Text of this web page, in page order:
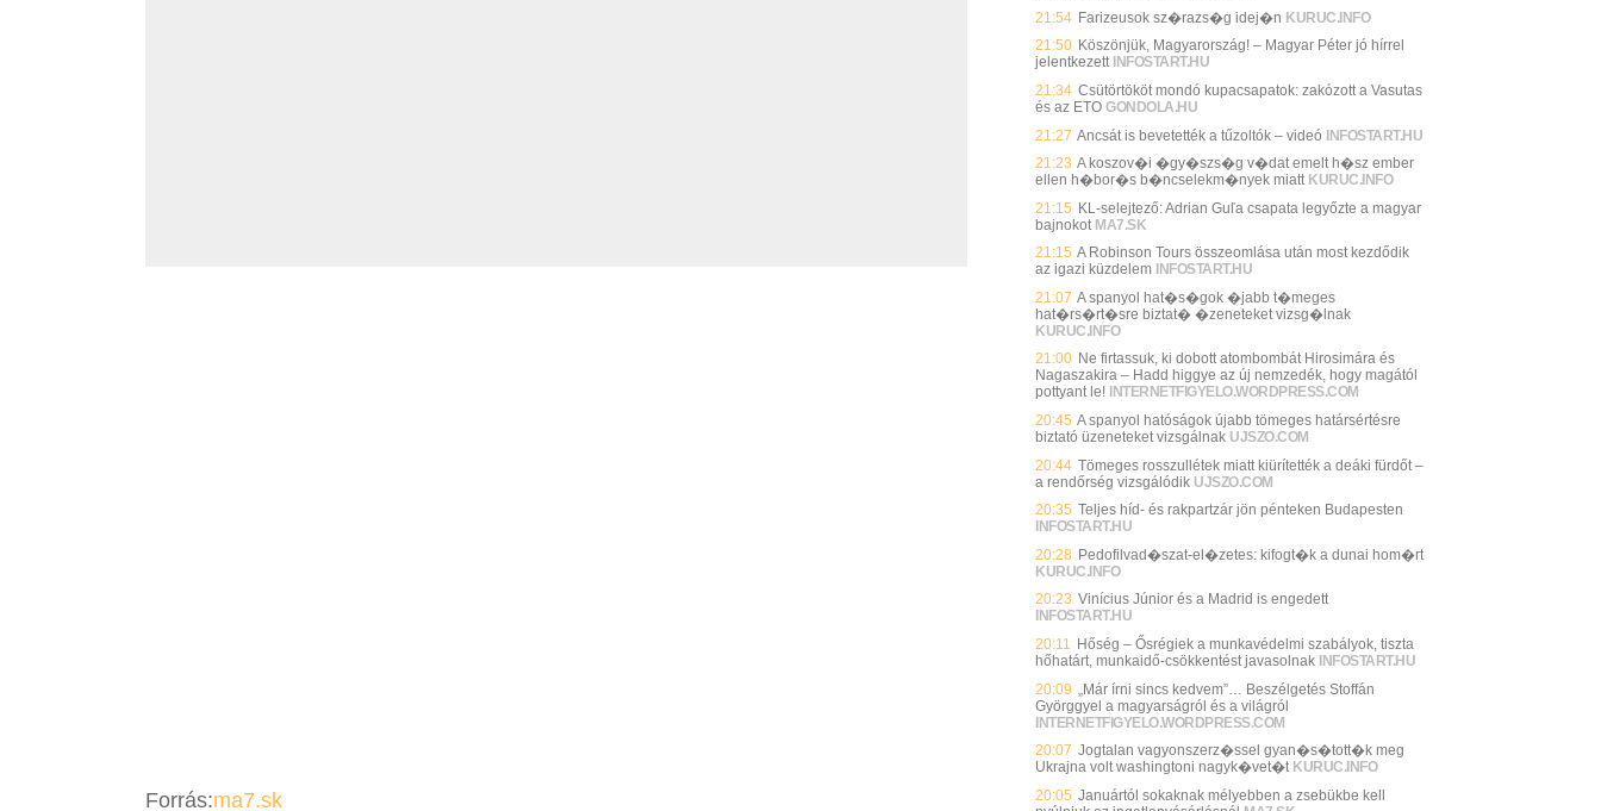
Forrás:ma7.sk
21:54 Farizeusok sz�razs�g idej�n KURUC.INFO
21:50 Köszönjük, Magyarország! – Magyar Péter jó hírrel
jelentkezett INFOSTART.HU
21:34 Csütörtököt mondó kupacsapatok: zakózott a Vasutas
és az ETO GONDOLA.HU
21:27 Ancsát is bevetették a tűzoltók – videó INFOSTART.HU
21:23 A koszov�i �gy�szs�g v�dat emelt h�sz ember
ellen h�bor�s b�ncselekm�nyek miatt KURUC.INFO
21:15 KL-selejtező: Adrian Guľa csapata legyőzte a magyar
bajnokot MA7.SK
21:15 A Robinson Tours összeomlása után most kezdődik
az igazi küzdelem INFOSTART.HU
21:07 A spanyol hat�s�gok �jabb t�meges
hat�rs�rt�sre biztat� �zeneteket vizsg�lnak
KURUC.INFO
21:00 Ne firtassuk, ki dobott atombombát Hirosimára és
Nagaszakira – Hadd higgye az új nemzedék, hogy magától
pottyant le! INTERNETFIGYELO.WORDPRESS.COM
20:45 A spanyol hatóságok újabb tömeges határsértésre
biztató üzeneteket vizsgálnak UJSZO.COM
20:44 Tömeges rosszullétek miatt kiürítették a deáki fürdőt –
a rendőrség vizsgálódik UJSZO.COM
20:35 Teljes híd- és rakpartzár jön pénteken Budapesten
INFOSTART.HU
20:28 Pedofilvad�szat-el�zetes: kifogt�k a dunai hom�rt
KURUC.INFO
20:23 Vinícius Júnior és a Madrid is engedett
INFOSTART.HU
20:11 Hőség – Ősrégiek a munkavédelmi szabályok, tiszta
hőhatárt, munkaidő-csökkentést javasolnak INFOSTART.HU
20:09
„Már írni sincs kedvem”… Beszélgetés Stoffán
Györggyel a magyarságról és a világról
INTERNETFIGYELO.WORDPRESS.COM
20:07 Jogtalan vagyonszerz�ssel gyan�s�tott�k meg
Ukrajna volt washingtoni nagyk�vet�t KURUC.INFO
20:05 Januártól sokaknak mélyebben a zsebükbe kell